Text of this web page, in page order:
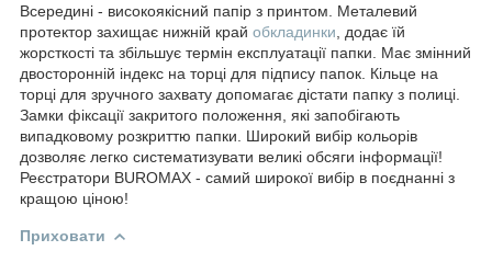
Всередині - високоякісний папір з принтом. Металевий
протектор захищає нижній край обкладинки , додає їй
жорсткості та збільшує термін експлуатації папки. Має змінний
двосторонній індекс на торці для підпису папок. Кільце на
торці для зручного захвату допомагає дістати папку з полиці.
Замки фіксації закритого положення, які запобігають
випадковому розкриттю папки. Широкий вибір кольорів
дозволяє легко систематизувати великі обсяги інформації!
Реєстратори BUROMAX - самий широкої вибір в поєднанні з
кращою ціною!
Приховати